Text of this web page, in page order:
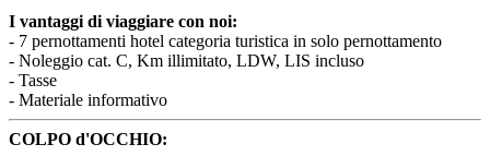
I vantaggi di viaggiare con noi:
- 7 pernottamenti hotel categoria turistica in solo pernottamento
- Noleggio cat. C, Km illimitato, LDW, LIS incluso
- Tasse
- Materiale informativo
COLPO d'OCCHIO: